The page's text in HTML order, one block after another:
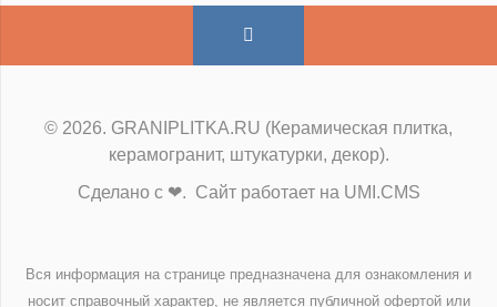
© 2026. GRANIPLITKA.RU (Керамическая плитка,
керамогранит, штукатурки, декор).
Сделано с ❤. Сайт работает на UMI.CMS
Вся информация на странице предназначена для ознакомления и
носит справочный характер, не является публичной офертой или